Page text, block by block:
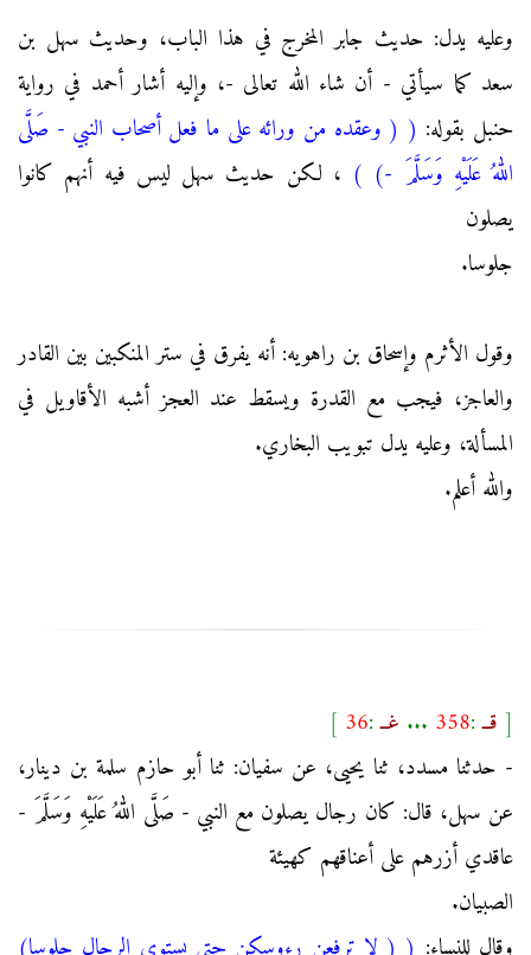
وعليه يدل: حديث جابر المخرج في هذا الباب، وحديث سهل بن
سعد كما سيأتي - أن شاء الله تعالى -، وإليه أشار أحمد في رواية
حنبل بقوله: ( ( وعقده من ورائه على ما فعل أصحاب النبي - صَلَّى
اللهُ عَلَيْهِ وَسَلَّمَ -) ) ، لكن حديث سهل ليس فيه أنهم كانوا
يصلون
جلوسا.
وقول الأثرم وإسحاق بن راهويه: أنه يفرق في ستر المنكبين بين القادر
والعاجز، فيجب مع القدرة ويسقط عند العجز أشبه الأقاويل في
المسألة، وعليه يدل تبويب البخاري.
والله أعلم.
[ قــ:
358
... غــ:
36
]
- حدثنا مسدد، ثنا يحيى، عن سفيان: ثنا أبو حازم سلمة بن دينار،
عن سهل، قال: كان رجال يصلون مع النبي - صَلَّى اللهُ عَلَيْهِ وَسَلَّمَ -
عاقدي أزرهم على أعناقهم كهيئة
الصبيان.